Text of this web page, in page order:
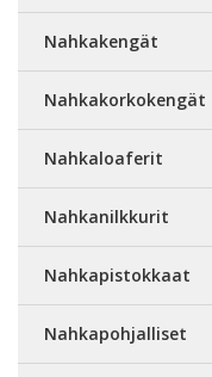
Nahkakengät
Nahkakorkokengät
Nahkaloaferit
Nahkanilkkurit
Nahkapistokkaat
Nahkapohjalliset